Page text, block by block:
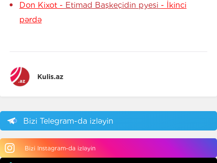
Don Kixot - Etimad Başkeçidin pyesi - İkinci
pərdə
Kulis.az
Bizi Telegram-da izləyin
Bizi Instagram-da izləyin